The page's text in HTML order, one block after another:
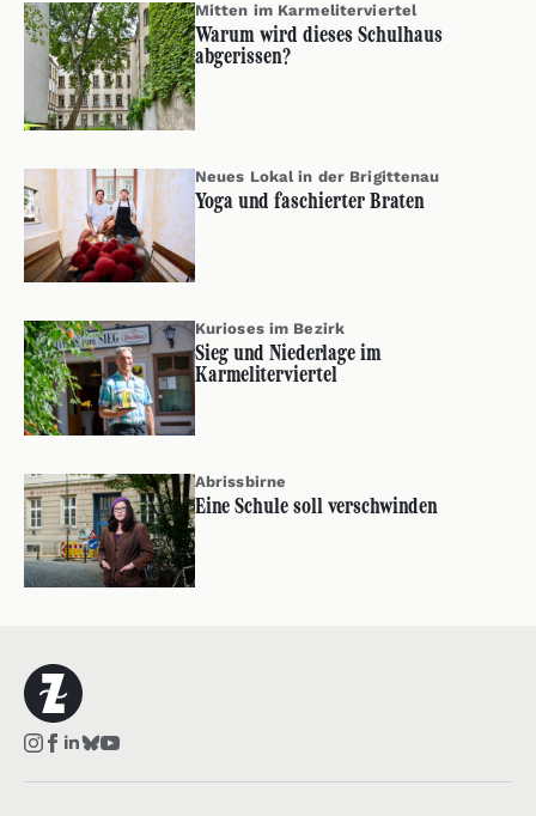
Mitten im Karmeliterviertel
Warum wird dieses Schulhaus
abgerissen?
Neues Lokal in der Brigittenau
Yoga und faschierter Braten
Kurioses im Bezirk
Sieg und Niederlage im
Karmeliterviertel
Abrissbirne
Eine Schule soll verschwinden